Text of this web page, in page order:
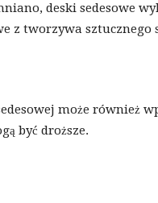
deski sedesowe
z tworzywa
może również
być droższe.